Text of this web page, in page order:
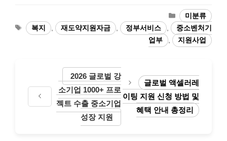
카
테
고
리
미분류
태
그
복지 재도약지원자금 정부서비스
중소벤처기
업부
지원사업
2026 글로벌 강
소기업 1000+ 프로
젝트 수출 중소기업
성장 지원
글로벌 액셀러레
이팅 지원 신청 방법 및
혜택 안내 총정리